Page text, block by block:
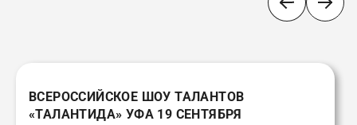
ВСЕРОССИЙСКОЕ ШОУ ТАЛАНТОВ
«ТАЛАНТИДА» УФА 19 СЕНТЯБРЯ